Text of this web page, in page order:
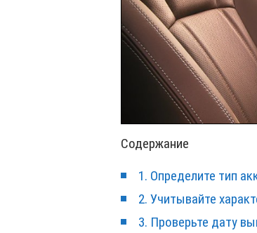
Содержание
1. Определите тип
2. Учитывайте
3. Проверьте дату